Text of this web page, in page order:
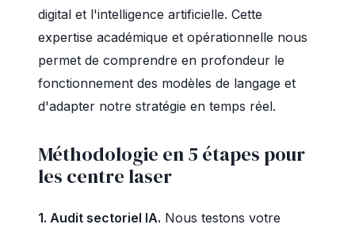
digital et l'intelligence artificielle. Cette
expertise académique et opérationnelle nous
permet de comprendre en profondeur le
fonctionnement des modèles de langage et
d'adapter notre stratégie en temps réel.
Méthodologie en 5 étapes pour
les centre laser
1. Audit sectoriel IA. Nous testons votre